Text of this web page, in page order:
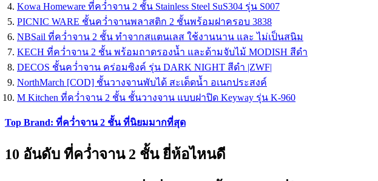
Kowa Homeware ที่คว่ำจาน 2 ชั้น Stainless Steel SuS304 รุ่น S007
PICNIC WARE ชั้นคว่ำจานพลาสติก 2 ชั้นพร้อมฝาครอบ 3838
NBSail ที่คว่ำจาน 2 ชั้น ทำจากสแตนเลส ใช้งานนาน และ ไม่เป็นสนิม
KECH ที่คว่ำจาน 2 ชั้น พร้อมถาดรองน้ำ และด้ามจับไม้ MODISH สีดำ
DECOS ชั้นคว่ำจาน คร่อมซิงค์ รุ่น DARK NIGHT สีดำ |ZWF|
NorthMarch [COD] ชั้นวางจานพับได้ สะเด็ดน้ำ อเนกประสงค์
M Kitchen ที่คว่ำจาน 2 ชั้น ชั้นวางจาน แบบฝาปิด Keyway รุ่น K-960
Top Brand: ที่คว่ำจาน 2 ชั้น ที่นิยมมากที่สุด
10 อันดับ ที่คว่ำจาน 2 ชั้น ยี่ห้อไหนดี